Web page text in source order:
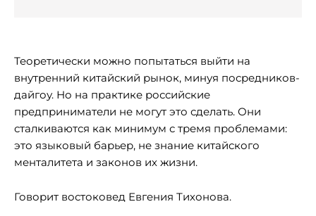
Теоретически можно попытаться выйти на
внутренний китайский рынок, минуя посредников-
дайгоу. Но на практике российские
предприниматели не могут это сделать. Они
сталкиваются как минимум с тремя проблемами:
это языковый барьер, не знание китайского
менталитета и законов их жизни.
Говорит востоковед Евгения Тихонова.